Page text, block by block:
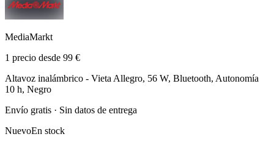
MediaMarkt
1 precio desde 99 €
Altavoz inalámbrico - Vieta Allegro, 56 W, Bluetooth, Autonomía
10 h, Negro
Envío gratis · Sin datos de entrega
NuevoEn stock